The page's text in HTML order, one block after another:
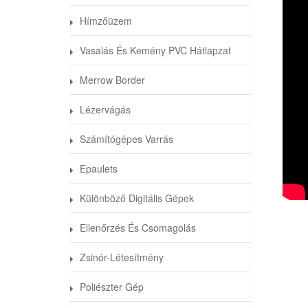
Hímzőüzem
Vasalás És Kemény PVC Hátlapzat
Merrow Border
Lézervágás
Számítógépes Varrás
Epaulets
Különböző Digitális Gépek
Ellenőrzés És Csomagolás
Zsinór-Létesítmény
Poliészter Gép